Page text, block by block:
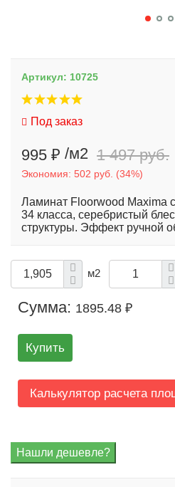
Артикул: 10725
Под заказ
995 ₽ /м2 1 497 руб.
Экономия: 502 руб. (34%)
Ламинат Floorwood Maxima
34 класса, серебристый
структуры. Эффект ручной
м2
Сумма: 1895.48 ₽
Купить
Калькулятор расчета